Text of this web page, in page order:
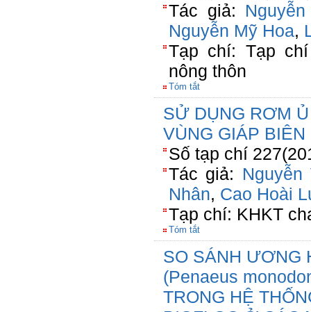
Tác giả:
Nguyễn Mỹ Hoa,
Tạp chí: Tạp
nông thôn
Tóm tắt
SỬ DỤNG RƠM
VÙNG GIÁP
Số tạp chí
Tác giả:
Nhân, Cao Hoài
Tạp chí: KHKT
Tóm tắt
SO SÁNH ƯƠNG
(Penaeus
TRONG HỆ